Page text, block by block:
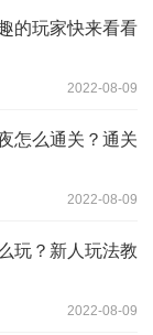
的玩家快来看看
2022-08-09
怎么通关？通关
2022-08-09
玩？新人玩法教
2022-08-09